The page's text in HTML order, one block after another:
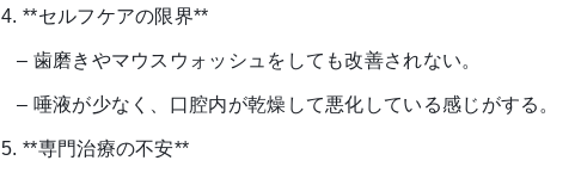
4. **セルフケアの限界**
– 歯磨きやマウスウォッシュをしても改善されない。
– 唾液が少なく、口腔内が乾燥して悪化している感じがする。
5. **専門治療の不安**